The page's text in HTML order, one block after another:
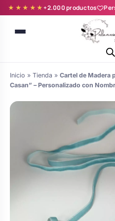
★★★★★+2.000 productos
personalizadas
Árboles de Huellas
Comunión
Batas de comunión
Inicio » Tienda » Cartel de Madera
Casan” – Personalizado con